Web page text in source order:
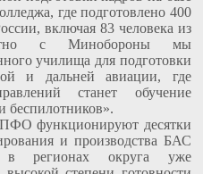
где подготовлено 400
включая 83 человека из
с Минобороны мы
училища для подготовки
и дальней авиации, где
станет обучение
беспилотников».
функционируют десятки
и производства БАС
в регионах округа уже